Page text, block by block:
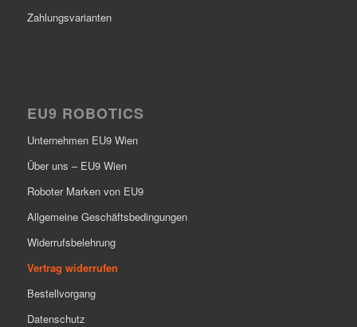
Zahlungsvarianten
EU9 ROBOTICS
Unternehmen EU9 Wien
Über uns – EU9 Wien
Roboter Marken von EU9
Allgemeine Geschäftsbedingungen
Widerrufsbelehrung
Vertrag widerrufen
Bestellvorgang
Datenschutz